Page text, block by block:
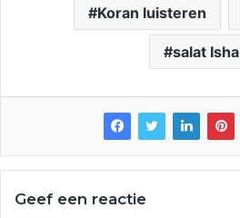
Koran luisteren
salat Isha
Geef een reactie